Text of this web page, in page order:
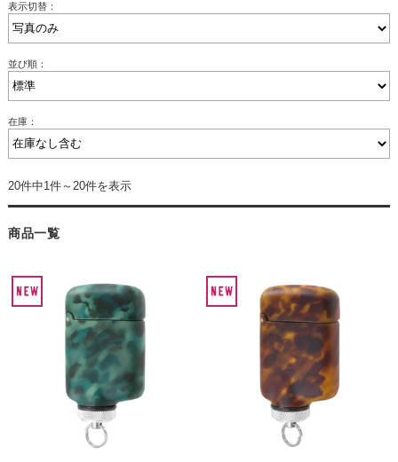
表示切替：
並び順：
在庫：
20件中1件～20件を表示
商品一覧